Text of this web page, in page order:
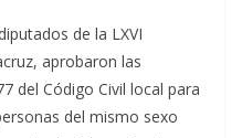
de la LXVI
aprobaron las
del Código Civil local para
del mismo sexo